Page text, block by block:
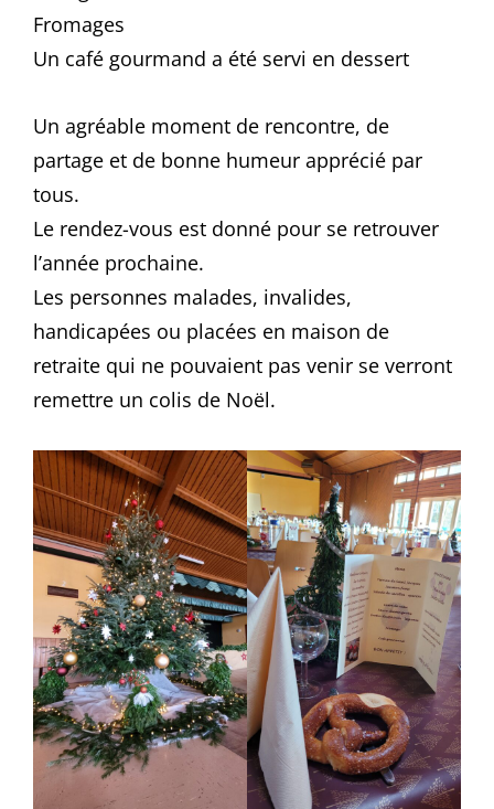
Fromages
Un café gourmand a été servi en dessert
Un agréable moment de rencontre, de
partage et de bonne humeur apprécié par
tous.
Le rendez-vous est donné pour se retrouver
l’année prochaine.
Les personnes malades, invalides,
handicapées ou placées en maison de
retraite qui ne pouvaient pas venir se verront
remettre un colis de Noël.